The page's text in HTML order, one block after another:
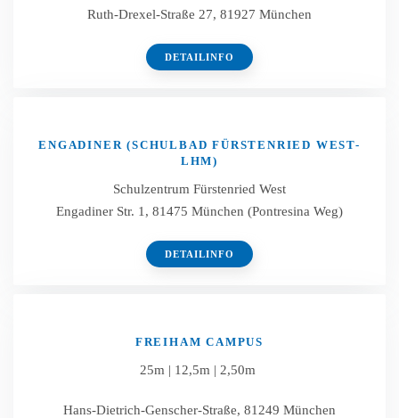
Ruth-Drexel-Straße 27, 81927 München
DETAILINFO
ENGADINER (SCHULBAD FÜRSTENRIED WEST-
LHM)
Schulzentrum Fürstenried West
Engadiner Str. 1, 81475 München (Pontresina Weg)
DETAILINFO
FREIHAM CAMPUS
25m | 12,5m | 2,50m
Hans-Dietrich-Genscher-Straße, 81249 München